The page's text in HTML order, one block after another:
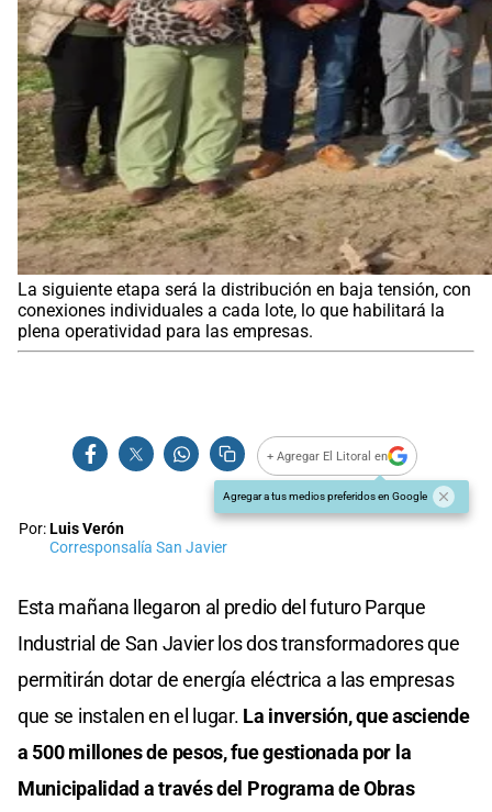
La siguiente etapa será la distribución en baja tensión, con
conexiones individuales a cada lote, lo que habilitará la
plena operatividad para las empresas.
+ Agregar El Litoral en
Agregar a tus medios preferidos en Google
Por:Luis Verón
Corresponsalía San Javier
Esta mañana llegaron al predio del futuro Parque
Industrial de San Javier los dos transformadores que
permitirán dotar de energía eléctrica a las empresas
que se instalen en el lugar. La inversión, que asciende
a 500 millones de pesos, fue gestionada por la
Municipalidad a través del Programa de Obras